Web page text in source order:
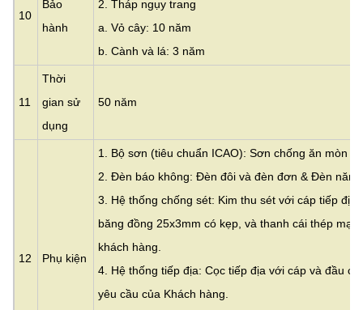
10
Bảo
hành
2. Tháp ngụy trang
a. Vỏ cây: 10 năm
b. Cành và lá: 3 năm
11
Thời
gian sử
dụng
50 năm
12 Phụ kiện
1. Bộ sơn (tiêu chuẩn ICAO): Sơn chống ăn mòn
2. Đèn báo không: Đèn đôi và đèn đơn & Đèn
3. Hệ thống chống sét: Kim thu sét với cáp tiếp địa
băng đồng 25x3mm có kẹp, và thanh cái thép mạ
khách hàng.
4. Hệ thống tiếp địa: Cọc tiếp địa với cáp và đầu
yêu cầu của Khách hàng.